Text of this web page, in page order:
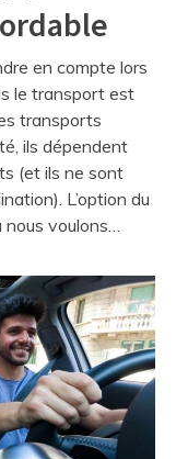
en compte lors
le transport est
transports
ils dépendent
(et ils ne sont
L’option du
voulons…